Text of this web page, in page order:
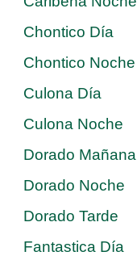
Chontico Día
Chontico Noche
Culona Día
Culona Noche
Dorado Mañana
Dorado Noche
Dorado Tarde
Fantastica Día